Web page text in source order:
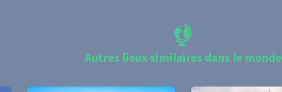
Autres lieux similaires dans le monde